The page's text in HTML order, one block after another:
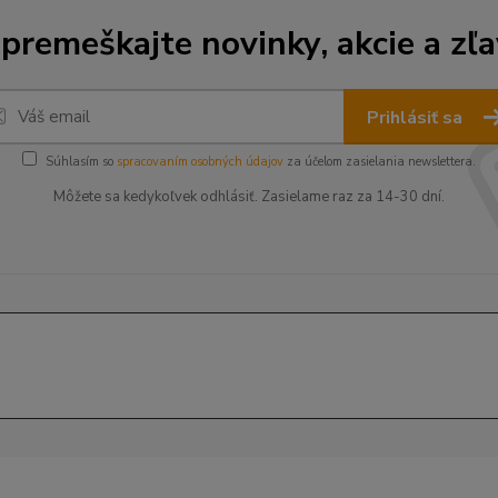
novinky, akcie a
Prihlásiť sa
Súhlasím so spracovaním osobných údajov za účelom zasielania newslettera.
Môžete sa kedykoľvek odhlásiť. Zasielame raz za 14-30 dní.